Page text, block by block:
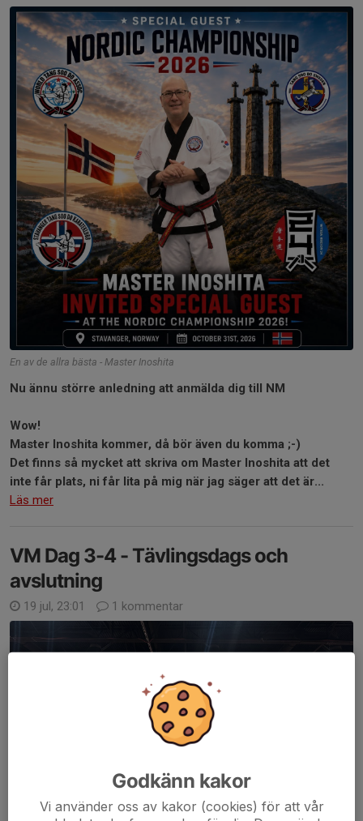
En av de allra bästa - Master Inoshita
Nu ännu större anledning att anmälda dig till NM
Wow!
Master Inoshita kommer, då bör även du komma ;-)
Det finns så mycket att skriva om Master Inoshita att det
inte får plats, ni får lita på mig när jag säger att det är...
Läs mer
VM Dag 3-4 - Tävlingsdags och
avslutning
19 jul, 23:01 1 kommentar
Godkänn kakor
Vi använder oss av kakor (cookies) för att vår